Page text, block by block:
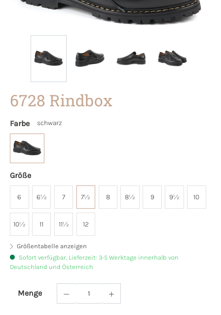
6728 Rindbox
Farbe schwarz
Größe
6 6½ 7 7½ 8 8½ 9 9½ 10
10½ 11 11½ 12
Größentabelle anzeigen
Sofort verfügbar, Lieferzeit: 3-5 Werktage innerhalb von
Deutschland und Österreich
Menge
Produkt Anzahl: Gib den gewünschten